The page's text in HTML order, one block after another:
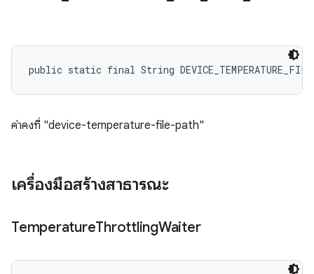
public static final String
ค่าคงที่ "device-temperature-file-path"
เครื่องมือสร้างสาธารณะ
TemperatureThrottlingWaiter